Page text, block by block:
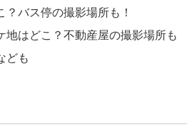
バス停の撮影場所も！
はどこ？不動産屋の撮影場所も
ども